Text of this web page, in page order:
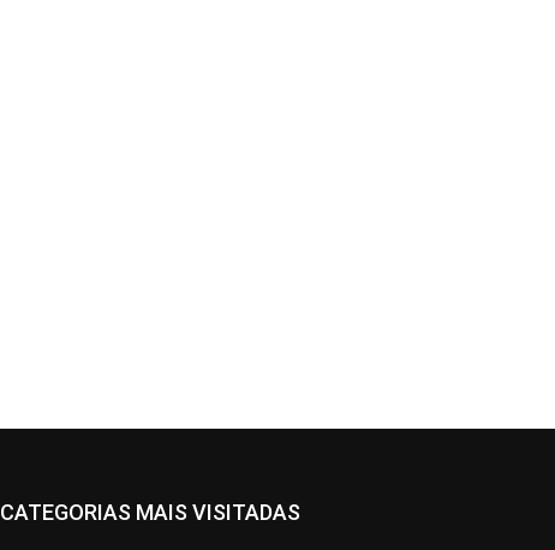
CATEGORIAS MAIS VISITADAS